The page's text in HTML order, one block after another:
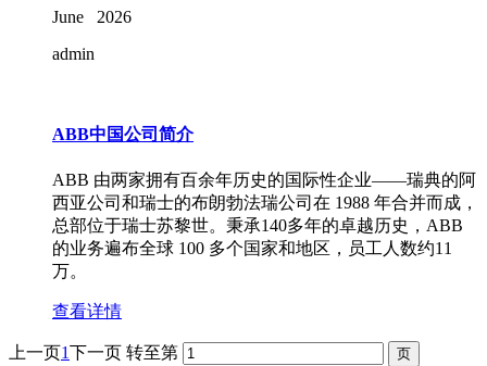
June
2026
admin
ABB中国公司简介
ABB 由两家拥有百余年历史的国际性企业——瑞典的阿
西亚公司和瑞士的布朗勃法瑞公司在 1988 年合并而成，
总部位于瑞士苏黎世。秉承140多年的卓越历史，ABB
的业务遍布全球 100 多个国家和地区，员工人数约11
万。
查看详情
上一页1下一页 转至第